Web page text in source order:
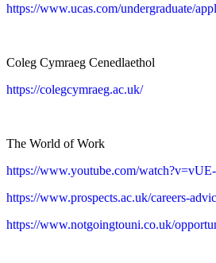
https://www.ucas.com/undergraduate/
Coleg Cymraeg Cenedlaethol
https://colegcymraeg.ac.uk/
The World of Work
https://www.youtube.com/
https://www.prospects.ac.uk/careers-
https://www.notgoingtouni.co.uk/